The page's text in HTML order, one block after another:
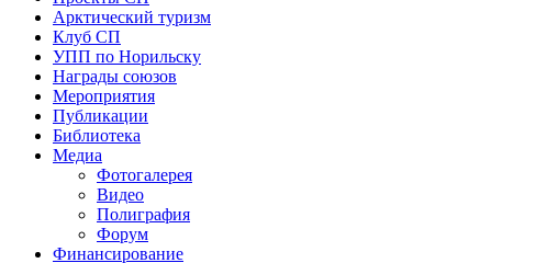
Арктический туризм
Клуб СП
УПП по Норильску
Награды союзов
Мероприятия
Публикации
Библиотека
Медиа
Фотогалерея
Видео
Полиграфия
Форум
Финансирование